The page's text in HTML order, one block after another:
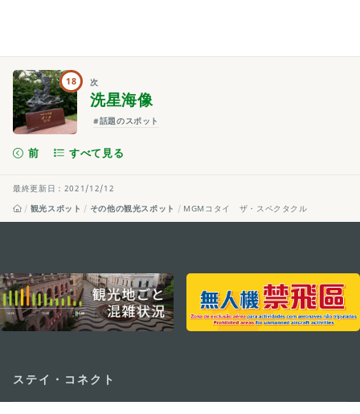
18 次
洗星海像
#話題のスポット
前 すべて見る
最終更新日：2021/12/12
観光スポット
その他の観光スポット MGMコタイ ザ・スペクタクル
external links
ステイ・コネクト